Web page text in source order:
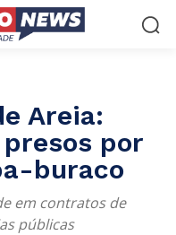
Areia:
por
buraco
em contratos de
públicas